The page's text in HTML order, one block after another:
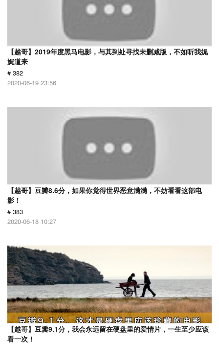
【越哥】2019年度黑马电影，与其到处寻找未删减版，不如听我娓
娓道来
# 382
2020-06-19 23:56
【越哥】豆瓣8.6分，如果你觉得世界恶意满满，不妨看看这部电
影！
# 383
2020-06-18 10:27
【越哥】豆瓣9.1分，我会永远留在硬盘里的爱情片，一生至少应该
看一次！